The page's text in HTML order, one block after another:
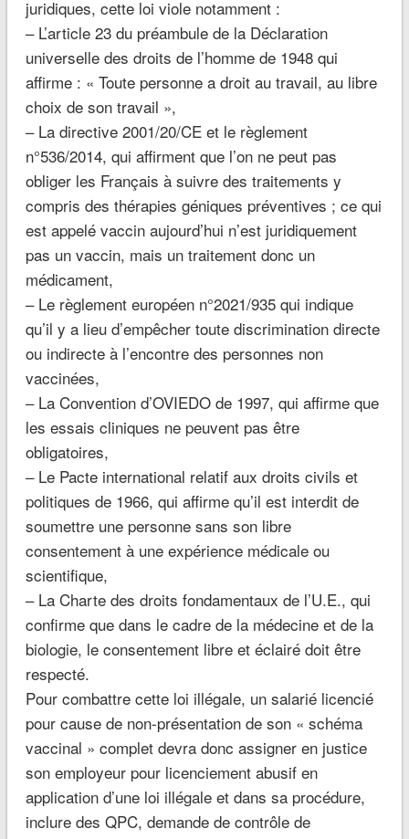
juridiques, cette loi viole notamment :
– L’article 23 du préambule de la Déclaration
universelle des droits de l’homme de 1948 qui
affirme : « Toute personne a droit au travail, au libre
choix de son travail »,
– La directive 2001/20/CE et le règlement
n°536/2014, qui affirment que l’on ne peut pas
obliger les Français à suivre des traitements y
compris des thérapies géniques préventives ; ce qui
est appelé vaccin aujourd’hui n’est juridiquement
pas un vaccin, mais un traitement donc un
médicament,
– Le règlement européen n°2021/935 qui indique
qu’il y a lieu d’empêcher toute discrimination directe
ou indirecte à l’encontre des personnes non
vaccinées,
– La Convention d’OVIEDO de 1997, qui affirme que
les essais cliniques ne peuvent pas être
obligatoires,
– Le Pacte international relatif aux droits civils et
politiques de 1966, qui affirme qu’il est interdit de
soumettre une personne sans son libre
consentement à une expérience médicale ou
scientifique,
– La Charte des droits fondamentaux de l’U.E., qui
confirme que dans le cadre de la médecine et de la
biologie, le consentement libre et éclairé doit être
respecté.
Pour combattre cette loi illégale, un salarié licencié
pour cause de non-présentation de son « schéma
vaccinal » complet devra donc assigner en justice
son employeur pour licenciement abusif en
application d’une loi illégale et dans sa procédure,
inclure des QPC, demande de contrôle de